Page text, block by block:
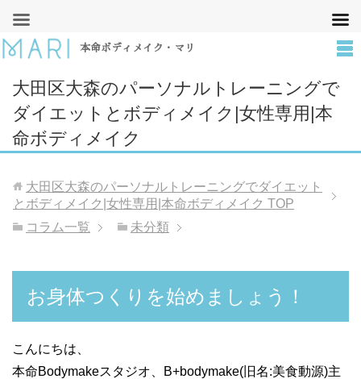
本命ボディメイク・マリ
大田区大森のパーソナルトレーニングで
ダイエットとボディメイク|女性専用|本
命ボディメイク
大田区大森のパーソナルトレーニングでダイエット
とボディメイク|女性専用|本命ボディメイク TOP
コラム一覧
未分類
お身体つくりを始めましょう！
こんにちは、
本命Bodymakeスタジオ、B+bodymake(旧名:美食動源)主